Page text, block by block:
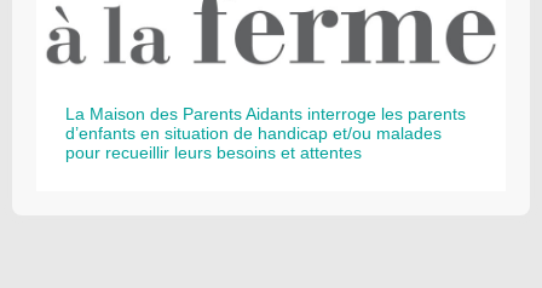
La Maison des Parents Aidants interroge les parents
d’enfants en situation de handicap et/ou malades
pour recueillir leurs besoins et attentes